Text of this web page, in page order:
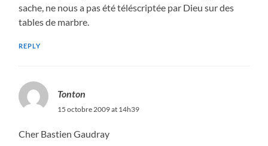
sache, ne nous a pas été téléscriptée par Dieu sur des
tables de marbre.
REPLY
Tonton
15 octobre 2009 at 14h39
Cher Bastien Gaudray